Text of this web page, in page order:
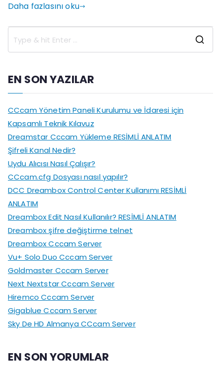
Daha fazlasını oku
EN SON YAZILAR
CCcam Yönetim Paneli Kurulumu ve İdaresi için
Kapsamlı Teknik Kılavuz
Dreamstar Cccam Yükleme RESİMLİ ANLATIM
Şifreli Kanal Nedir?
Uydu Alıcısı Nasıl Çalışır?
CCcam.cfg Dosyası nasıl yapılır?
DCC Dreambox Control Center Kullanımı RESİMLİ
ANLATIM
Dreambox Edit Nasıl Kullanılır? RESİMLİ ANLATIM
Dreambox şifre değiştirme telnet
Dreambox Cccam Server
Vu+ Solo Duo Cccam Server
Goldmaster Cccam Server
Next Nextstar Cccam Server
Hiremco Cccam Server
Gigablue Cccam Server
Sky De HD Almanya CCcam Server
EN SON YORUMLAR